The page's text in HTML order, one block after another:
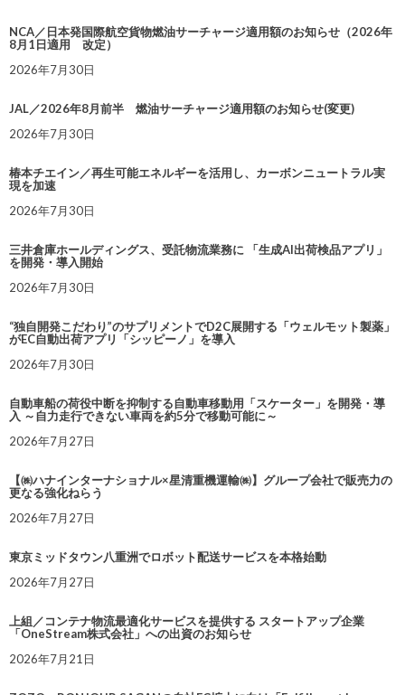
NCA／日本発国際航空貨物燃油サーチャージ適用額のお知らせ（2026年
8月1日適用 改定）
2026年7月30日
JAL／2026年8月前半 燃油サーチャージ適用額のお知らせ(変更)
2026年7月30日
椿本チエイン／再生可能エネルギーを活用し、カーボンニュートラル実
現を加速
2026年7月30日
三井倉庫ホールディングス、受託物流業務に 「生成AI出荷検品アプリ」
を開発・導入開始
2026年7月30日
“独自開発こだわり”のサプリメントでD2C展開する「ウェルモット製薬」
がEC自動出荷アプリ「シッピーノ」を導入
2026年7月30日
自動車船の荷役中断を抑制する自動車移動用「スケーター」を開発・導
入 ～自力走行できない車両を約5分で移動可能に～
2026年7月27日
【㈱ハナインターナショナル×星清重機運輸㈱】グループ会社で販売力の
更なる強化ねらう
2026年7月27日
東京ミッドタウン八重洲でロボット配送サービスを本格始動
2026年7月27日
上組／コンテナ物流最適化サービスを提供する スタートアップ企業
「OneStream株式会社」への出資のお知らせ
2026年7月21日